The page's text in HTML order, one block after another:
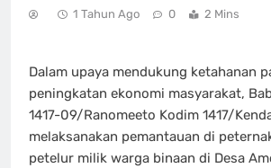
1 Tahun Ago 0 2 Mins
Dalam upaya mendukung ketahanan
peningkatan ekonomi masyarakat,
1417-09/Ranomeeto Kodim 1417/
melaksanakan pemantauan di
petelur milik warga binaan di Desa